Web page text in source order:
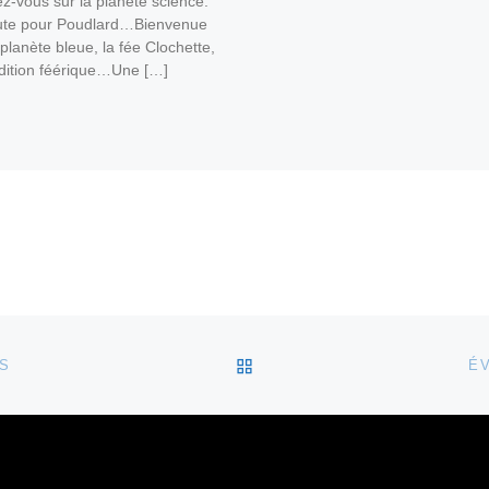
pour Poudlard…Bienvenue
bleue, la fée Clochette,
féérique…Une […]
RETOUR À LA LISTE